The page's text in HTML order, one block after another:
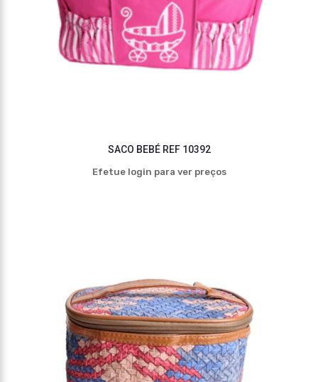
SACO BEBÉ REF 10392
Efetue login para ver preços